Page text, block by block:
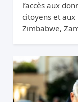
l’accès aux
citoyens et aux
Zimbabwe,